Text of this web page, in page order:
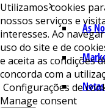
As
Utilizamos cookies
nossos serviços e
interesses. Ao
uso do site e de
e aceita as condições
concorda com a
Configurações de
Manage consent